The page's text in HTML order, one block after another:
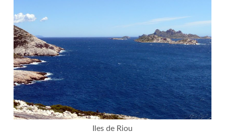
Iles de Riou